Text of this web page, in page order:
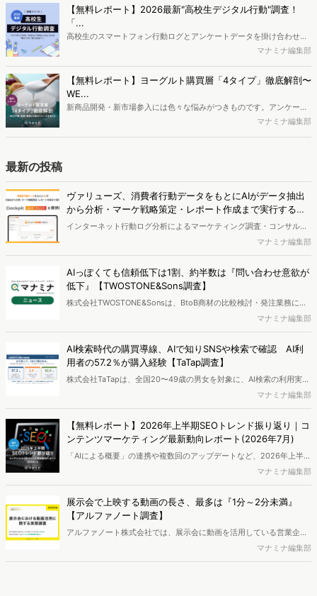
か、また、要因を理解した上で、成果に確実につながるコンテンツを
制作するにはどうするべきなのでしょうか。本レポートはこのような
疑問をお抱えのSEO・Webマーケティングご担当者様におすすめの内
容となっています。※本レポートは記事のフォームから無料でダウン
【無料レポート】2026最新"高校生デジタル行動"調査！
「...
高校生のスマートフォン行動ログとアンケートデータを掛け合わせ、
最新の若年層（高校生）におけるデジタル行動実態やSNSの利用傾向
ち、スマートフォンを取り巻く環境が成熟するなか、新興SNSの台頭
により高校生のデジタルライフスタイルは新たな変化を見せていま
す。※資料は記事内の入力フォームより、ダウンロードいただけま
マナミナ編集部
【無料レポート】ヨーグルト購買層「4タイプ」徹底解剖〜
WE...
新商品開発・新市場参入には色々な悩みがつきものです。アンケート
調査を実施しても、購買実態が不透明、新商品の受容性も判断しきれ
ポートとなっています。※本レポートは記事のフォームから無料でダ
ウンロードできます。
マナミナ編集部
最新の投稿
ヴァリューズ、消費者行動データをもとにAIがデータ抽出
から分析・マーケ戦略策定・レポート作成まで実行する
「Dockpit AIエージェント」を提供開始
インターネット行動ログ分析によるマーケティング調査・コンサルテ
ィングサービスを提供する株式会社ヴァリューズは、国内最大規模
250万人のWeb行動ログデータを基盤としたマーケティングリサーチ
エンジン「Dockpit（ドックピット）」の新機能として、AIが市場分
析から仮説構築、レポート作成までを自律的にサポートする
「Dockpit AIエージェント」の提供を開始いたしました。
マナミナ編集部
AIっぽくても信頼低下は1割、約半数は『問い合わせ意欲が
低下』【TWOSTONE&Sons調査】
株式会社TWOSTONE&Sonsは、BtoB商材の比較検討・発注業務に携
わる担当者を対象に、コンテンツのAIっぽさに関する意識調査を実施
し、結果を公開しました。
マナミナ編集部
AI検索時代の購買導線、AIで知りSNSや検索で確認 AI利
用者の57.2％が購入経験【TaTap調査】
株式会社TaTapは、全国20〜49歳の男女を対象に、AI検索の利用実態
と、AIで知った商品をどこで確かめているかを調査し、結果を公開し
ました。
マナミナ編集部
【無料レポート】2026年上半期SEOトレンド振り返り｜コ
ンテンツマーケティング最新動向レポート(2026年7月)
「AIによる概要」の連携や複数回のアップデートなど、2026年上半期
のSEO領域には変化がありました。また生成AI利用は約1.6倍に伸長
し、最多のChatGPTを追う形でGeminiも15.1%へ拡大するなど、ユー
ザーの選択肢の多様化が進んでいます。WebマーケターやSEO担当者
必見の2026年上半期概要です。※本レポートは記事のフォームから無
料でDLできます。また、レポートをDLしていただいた方には特典も
ご用意しております。
マナミナ編集部
展示会で上映する動画の長さ、最多は『1分～2分未満』
【アルファノート調査】
アルファノート株式会社では、展示会に動画を活用している営業企
画・マーケティング担当者を対象に、展示会における動画活用の実態
調査を実施し、結果を公開しました。
マナミナ編集部